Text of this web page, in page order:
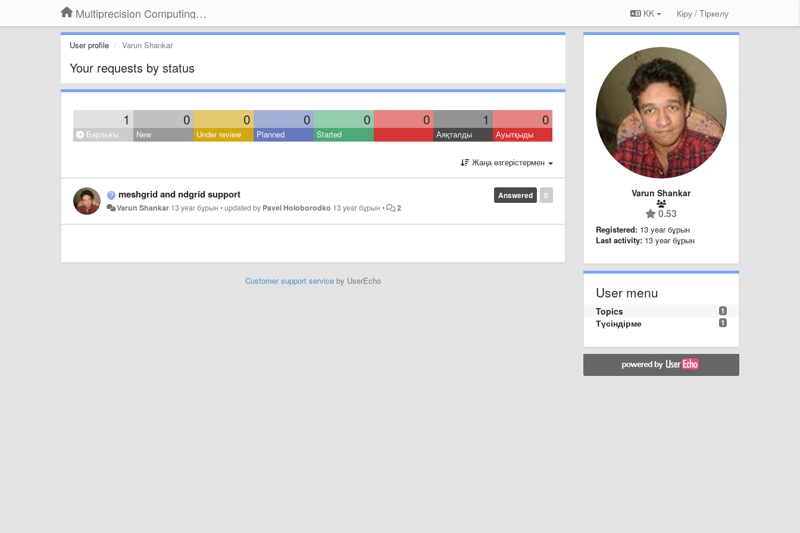
Multiprecision Computing Toolbox for MATLAB KK Кіру / Tiркелу
User profile Varun Shankar
Your requests by status
1 0 0 0 0 0 1 0
Барлығы New Under review Planned Started Аяқталды Ауытқыды
Жаңа өзгерістермен
0
Answered
meshgrid and ndgrid support
Varun Shankar 13 year бұрын •updated by Pavel Holoborodko 13 year бұрын • 2
Customer support serviceby UserEcho
Varun Shankar
0.53
Registered: 13 year бұрын
Last activity: 13 year бұрын
User menu
1
Topics
1
Түсіндірме